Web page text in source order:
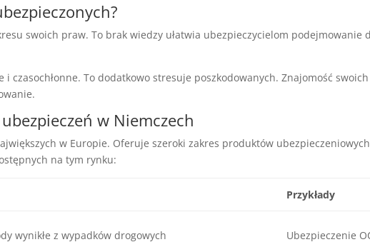
swoich praw. To brak wiedzy ułatwia ubezpieczycielom podejmowanie
czasochłonne. To dodatkowo stresuje poszkodowanych. Znajomość
w Niemczech
w Europie. Oferuje szeroki zakres produktów
na tym rynku:
Przykłady
wynikłe z wypadków drogowych Ubezpieczenie